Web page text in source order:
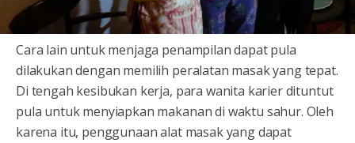
Cara lain untuk menjaga penampilan dapat pula
dilakukan dengan memilih peralatan masak yang tepat.
Di tengah kesibukan kerja, para wanita karier dituntut
pula untuk menyiapkan makanan di waktu sahur. Oleh
karena itu, penggunaan alat masak yang dapat